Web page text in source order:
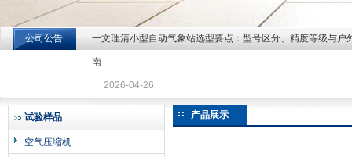
北京北拓仪器设备有限公司
公司公告 一文理清小型自动气象站选型要点：型号区分、精度等级与户
南
2026-04-26
试验样品
空气压缩机
产品展示